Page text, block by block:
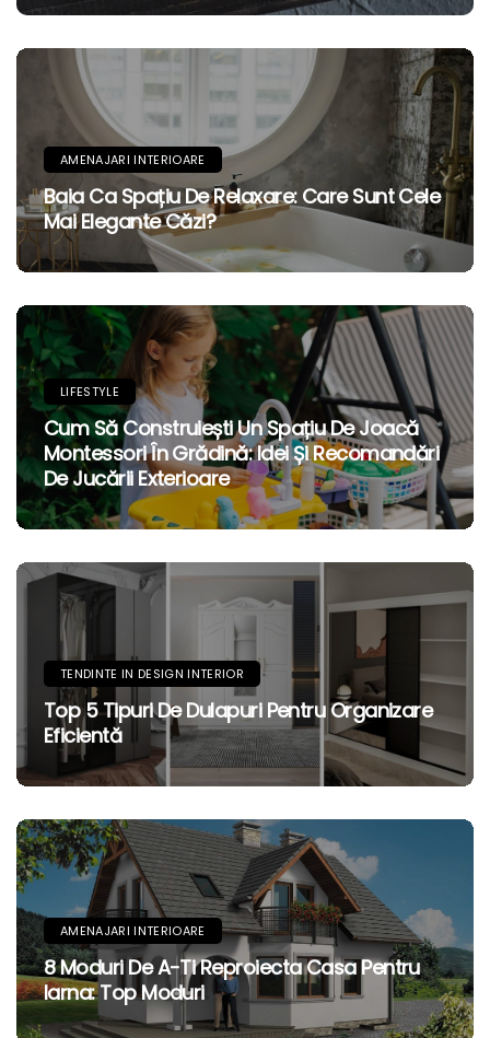
AMENAJARI INTERIOARE
Baia Ca Spațiu De Relaxare: Care Sunt Cele
Mai Elegante Căzi?
LIFESTYLE
Cum Să Construiești Un Spațiu De Joacă
Montessori În Grădină: Idei Și Recomandări
De Jucării Exterioare
TENDINTE IN DESIGN INTERIOR
Top 5 Tipuri De Dulapuri Pentru Organizare
Eficientă
AMENAJARI INTERIOARE
8 Moduri De A-Ti Reproiecta Casa Pentru
Iarna: Top Moduri